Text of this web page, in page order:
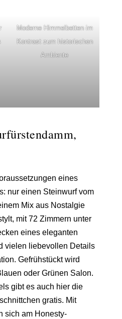
Moderne Himmelbetten im
Kontrast zum historischen
Ambiente
eines
nur einen Steinwurf vom
Mix aus Nostalgie
mit 72 Zimmern unter
eines eleganten
vielen liebevollen Details
Gefrühstückt wird
oder Grünen Salon.
gibt es auch hier die
gratis. Mit
sich am Honesty-